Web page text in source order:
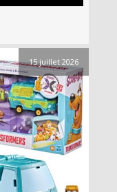
15 juillet 2026